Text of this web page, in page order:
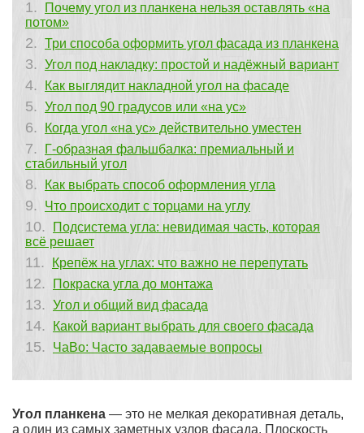
Почему угол из планкена нельзя оставлять «на
потом»
Три способа оформить угол фасада из планкена
Угол под накладку: простой и надёжный вариант
Как выглядит накладной угол на фасаде
Угол под 90 градусов или «на ус»
Когда угол «на ус» действительно уместен
Г-образная фальшбалка: премиальный и
стабильный угол
Как выбрать способ оформления угла
Что происходит с торцами на углу
Подсистема угла: невидимая часть, которая
всё решает
Крепёж на углах: что важно не перепутать
Покраска угла до монтажа
Угол и общий вид фасада
Какой вариант выбрать для своего фасада
ЧаВо: Часто задаваемые вопросы
Угол планкена — это не мелкая декоративная деталь,
а один из самых заметных узлов фасада. Плоскость